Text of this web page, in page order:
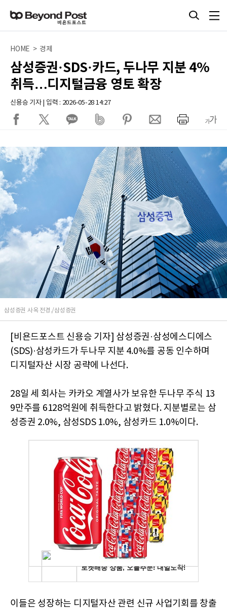
HOME > 경제
삼성증권·SDS·카드, 두나무 지분 4%
취득…디지털금융 영토 확장
신용승 기자 | 입력 : 2026-05-28 14:27
삼성증권 사옥 전경./삼성증권
[비욘드포스트 신용승 기자] 삼성증권·삼성에스디에스
(SDS)·삼성카드가 두나무 지분 4.0%를 공동 인수하며
디지털자산 시장 공략에 나선다.
28일 세 회사는 카카오 계열사가 보유한 두나무 주식 13
9만주를 6128억원에 취득한다고 밝혔다. 지분별로는 삼
성증권 2.0%, 삼성SDS 1.0%, 삼성카드 1.0%이다.
이들은 성장하는 디지털자산 관련 신규 사업기회를 창출